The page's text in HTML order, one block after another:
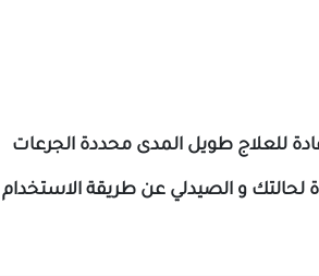
للعلاج طويل المدى محددة الجرعات
و الصيدلي عن طريقة